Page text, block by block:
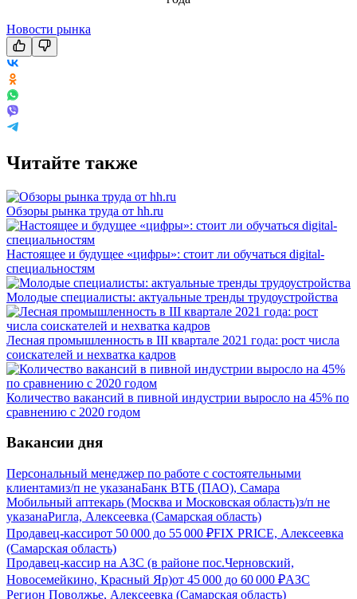
Новости рынка
Читайте также
Обзоры рынка труда от hh.ru
Настоящее и будущее «цифры»: стоит ли обучаться digital-
специальностям
Молодые специалисты: актуальные тренды трудоустройства
Лесная промышленность в III квартале 2021 года: рост числа
соискателей и нехватка кадров
Количество вакансий в пивной индустрии выросло на 45% по
сравнению с 2020 годом
Вакансии дня
Персональный менеджер по работе с состоятельными
клиентамиз/п не указанаБанк ВТБ (ПАО), Самара
Мобильный аптекарь (Москва и Московская область)з/п не
указанаРигла, Алексеевка (Самарская область)
Продавец-кассирот 50 000 до 55 000 ₽FIX PRICE, Алексеевка
(Самарская область)
Продавец-кассир на АЗС (в районе пос.Черновский,
Новосемейкино, Красный Яр)от 45 000 до 60 000 ₽АЗС
Регион Поволжье, Алексеевка (Самарская область)